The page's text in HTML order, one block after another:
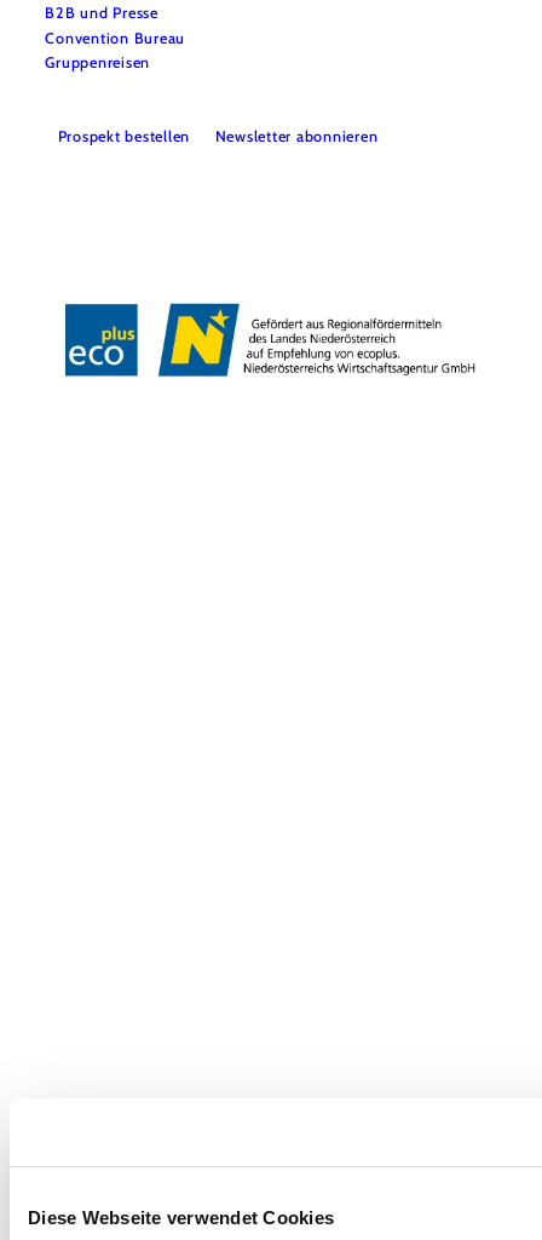
Diese Webseite verwendet Cookies
B2B und Presse
Convention Bureau
Gruppenreisen
Prospekt bestellen Newsletter abonnieren